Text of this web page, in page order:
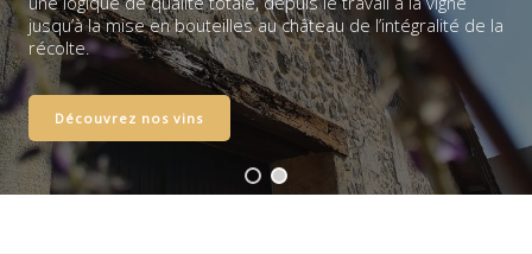
jusqu’à la mise en bouteilles au château de l’intégralité de la
récolte.
Découvrez nos vins